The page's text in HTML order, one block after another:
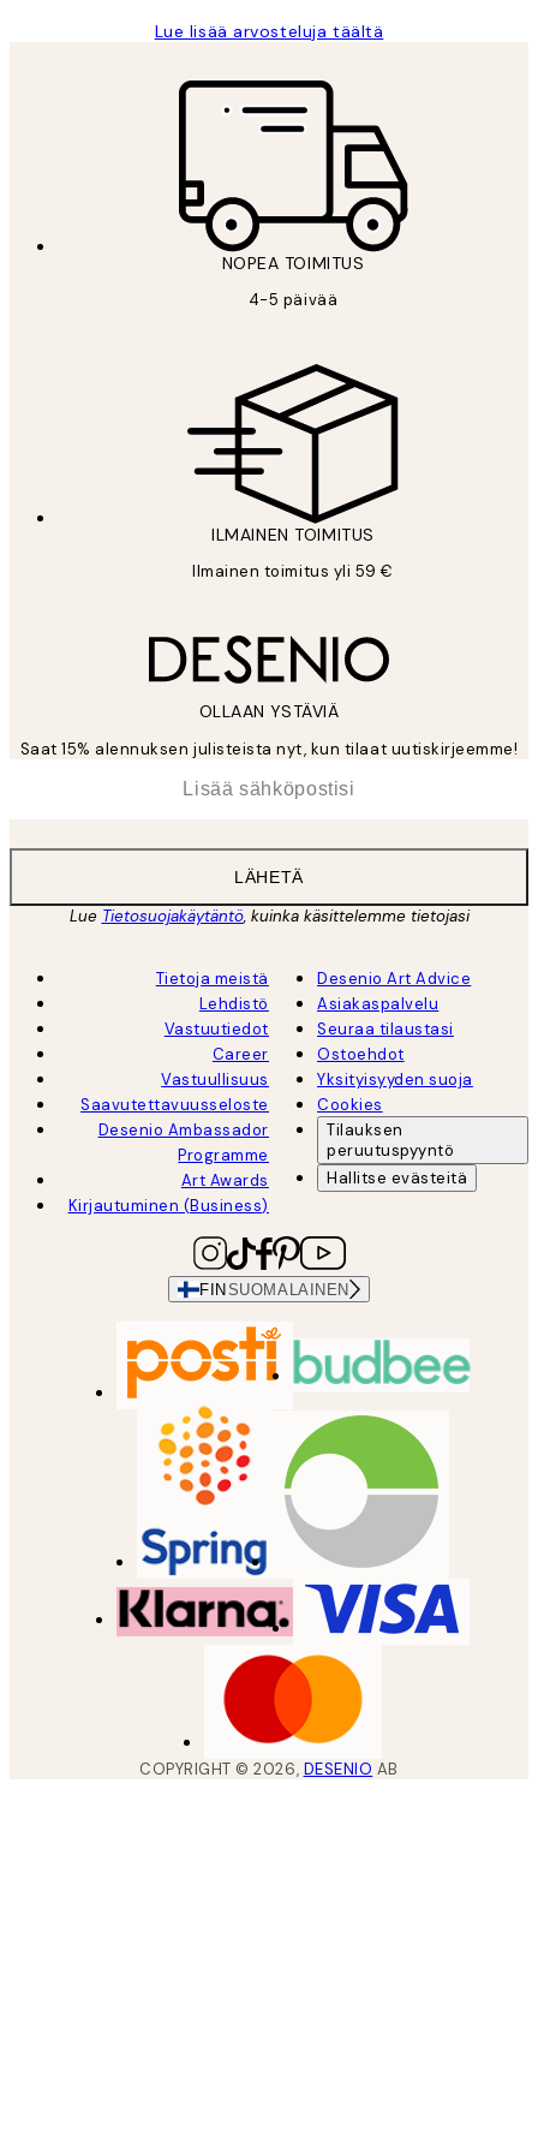
Lue lisää arvosteluja täältä
NOPEA TOIMITUS
4-5 päivää
ILMAINEN TOIMITUS
Ilmainen toimitus yli 59 €
OLLAAN YSTÄVIÄ
Saat 15% alennuksen julisteista nyt, kun tilaat uutiskirjeemme!
LÄHETÄ
Lue Tietosuojakäytäntö, kuinka käsittelemme tietojasi
Tietoja meistä
Lehdistö
Vastuutiedot
Career
Vastuullisuus
Saavutettavuusseloste
Desenio Ambassador
Programme
Art Awards
Kirjautuminen (Business)
Desenio Art Advice
Asiakaspalvelu
Seuraa tilaustasi
Ostoehdot
Yksityisyyden suoja
Cookies
Tilauksen
peruutuspyyntö
Hallitse evästeitä
FIN SUOMALAINEN
COPYRIGHT ©2026, DESENIO AB